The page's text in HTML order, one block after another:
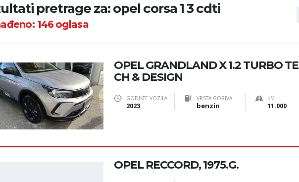
pretrage za: opel corsa 1 3 cdti
146oglasa
OPEL GRANDLAND X 1.2 TURBO TE
CH & DESIGN
GODIŠTE VOZILA
2023
VRSTA GORIVA
benzin
KM
11.000
OPEL RECCORD, 1975.G.